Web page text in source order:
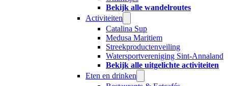
Bekijk alle wandelroutes
Activiteiten
Catalina Sup
Medusa Maritiem
Streekproductenveiling
Watersportvereniging Sint-Annaland
Bekijk alle uitgelichte activiteiten
Eten en drinken